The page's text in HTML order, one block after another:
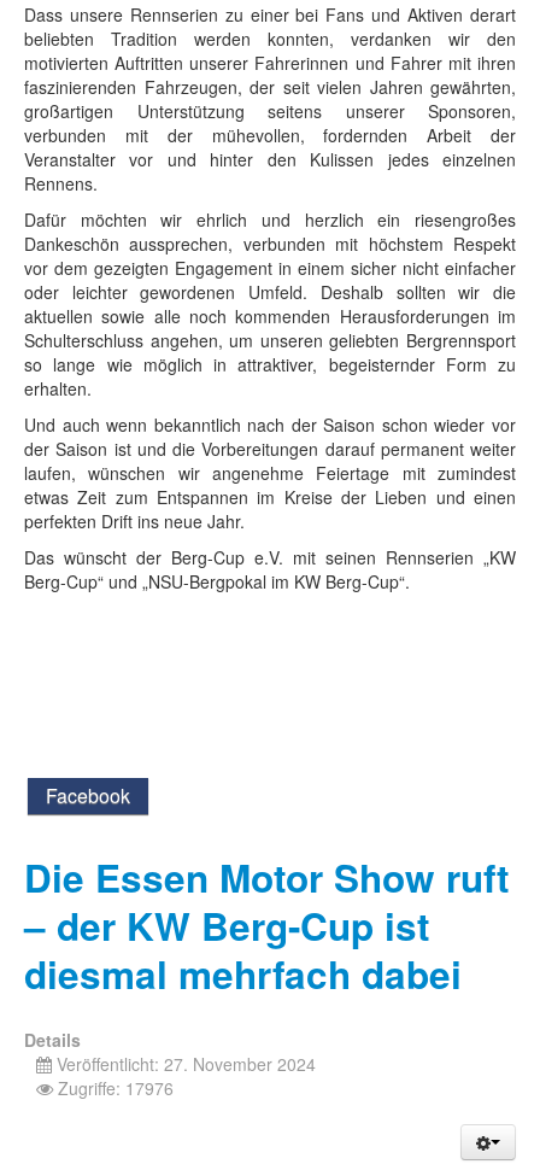
Dass unsere Rennserien zu einer bei Fans und Aktiven derart
beliebten Tradition werden konnten, verdanken wir den
motivierten Auftritten unserer Fahrerinnen und Fahrer mit ihren
faszinierenden Fahrzeugen, der seit vielen Jahren gewährten,
großartigen Unterstützung seitens unserer Sponsoren,
verbunden mit der mühevollen, fordernden Arbeit der
Veranstalter vor und hinter den Kulissen jedes einzelnen
Rennens.
Dafür möchten wir ehrlich und herzlich ein riesengroßes
Dankeschön aussprechen, verbunden mit höchstem Respekt
vor dem gezeigten Engagement in einem sicher nicht einfacher
oder leichter gewordenen Umfeld. Deshalb sollten wir die
aktuellen sowie alle noch kommenden Herausforderungen im
Schulterschluss angehen, um unseren geliebten Bergrennsport
so lange wie möglich in attraktiver, begeisternder Form zu
erhalten.
Und auch wenn bekanntlich nach der Saison schon wieder vor
der Saison ist und die Vorbereitungen darauf permanent weiter
laufen, wünschen wir angenehme Feiertage mit zumindest
etwas Zeit zum Entspannen im Kreise der Lieben und einen
perfekten Drift ins neue Jahr.
Das wünscht der Berg-Cup e.V. mit seinen Rennserien „KW
Berg-Cup“ und „NSU-Bergpokal im KW Berg-Cup“.
Facebook
Die Essen Motor Show ruft
– der KW Berg-Cup ist
diesmal mehrfach dabei
Details
Veröffentlicht: 27. November 2024
Zugriffe: 17976